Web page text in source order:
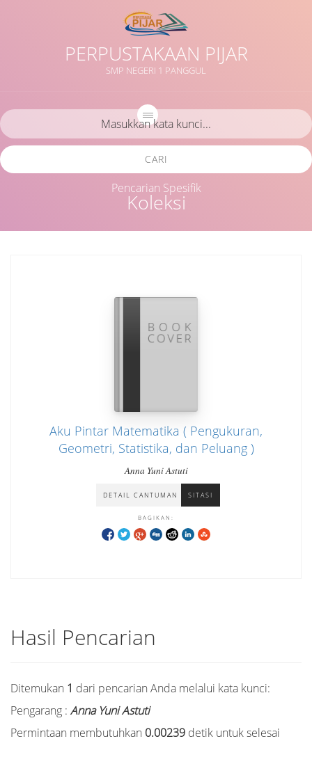
PERPUSTAKAAN PIJAR
SMP NEGERI 1 PANGGUL
Koleksi
CARI
Pencarian Spesifik
Aku Pintar Matematika ( Pengukuran,
Geometri, Statistika, dan Peluang )
Anna Yuni Astuti
DETAIL CANTUMAN SITASI
BAGIKAN:
Hasil Pencarian
Ditemukan 1 dari pencarian Anda melalui kata kunci:
Pengarang : Anna Yuni Astuti
Permintaan membutuhkan 0.00239 detik untuk selesai